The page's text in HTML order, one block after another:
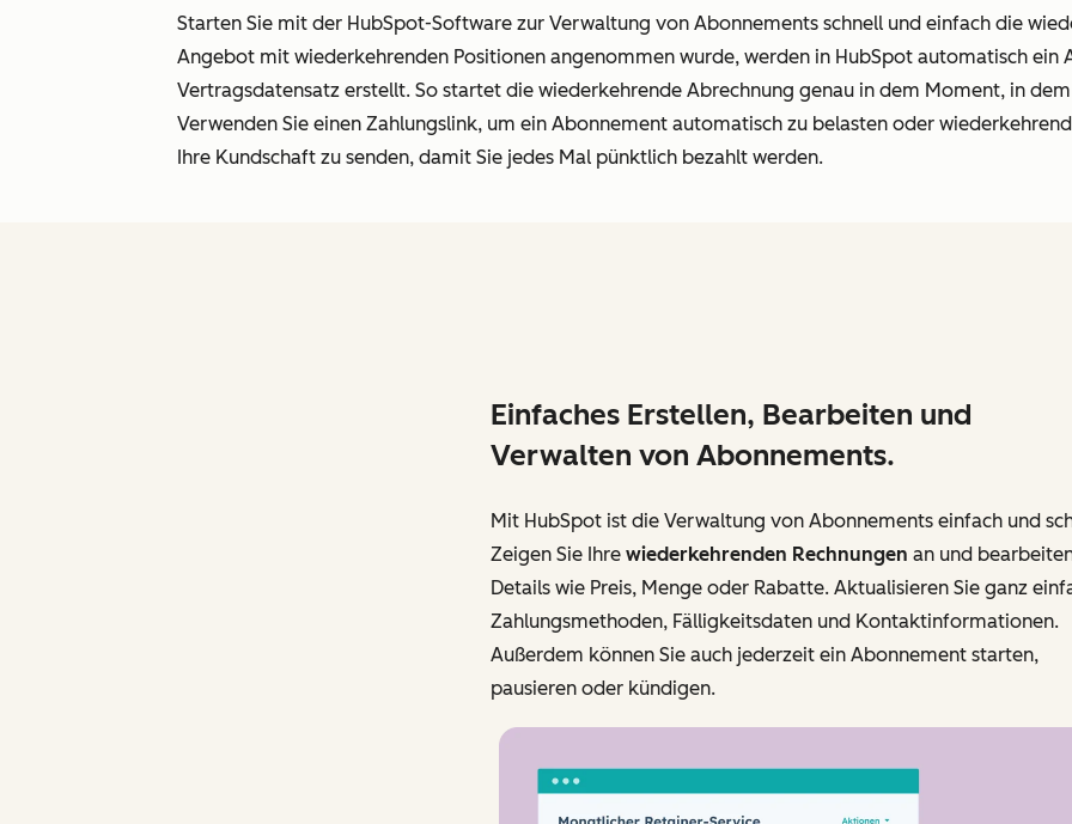
Starten Sie mit der HubSpot-Software zur Verwaltung von Abonnements schnell und einfach die
Angebot mit wiederkehrenden Positionen angenommen wurde, werden in HubSpot automatisch ein
Vertragsdatensatz erstellt. So startet die wiederkehrende Abrechnung genau in dem Moment, in
Verwenden Sie einen Zahlungslink, um ein Abonnement automatisch zu belasten oder
Ihre Kundschaft zu senden, damit Sie jedes Mal pünktlich bezahlt werden.
Einfaches Erstellen, Bearbeiten und
Verwalten von Abonnements.
Mit HubSpot ist die Verwaltung von Abonnements einfach und
Zeigen Sie Ihre wiederkehrenden Rechnungen an und
Details wie Preis, Menge oder Rabatte. Aktualisieren Sie ganz
Zahlungsmethoden, Fälligkeitsdaten und Kontaktinformationen.
Außerdem können Sie auch jederzeit ein Abonnement starten,
pausieren oder kündigen.